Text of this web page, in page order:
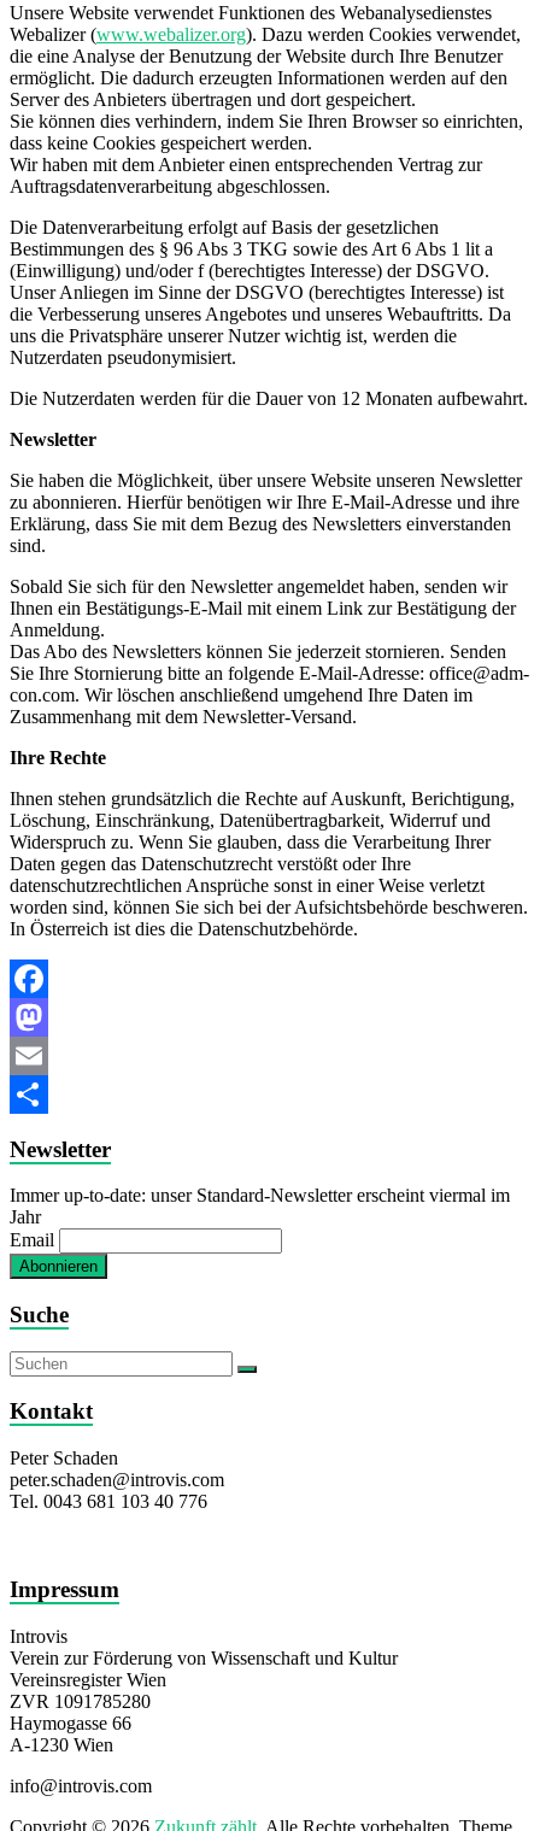
Unsere Website verwendet Funktionen des Webanalysedienstes
Webalizer (www.webalizer.org). Dazu werden Cookies verwendet,
die eine Analyse der Benutzung der Website durch Ihre Benutzer
ermöglicht. Die dadurch erzeugten Informationen werden auf den
Server des Anbieters übertragen und dort gespeichert.
Sie können dies verhindern, indem Sie Ihren Browser so einrichten,
dass keine Cookies gespeichert werden.
Wir haben mit dem Anbieter einen entsprechenden Vertrag zur
Auftragsdatenverarbeitung abgeschlossen.
Die Datenverarbeitung erfolgt auf Basis der gesetzlichen
Bestimmungen des § 96 Abs 3 TKG sowie des Art 6 Abs 1 lit a
(Einwilligung) und/oder f (berechtigtes Interesse) der DSGVO.
Unser Anliegen im Sinne der DSGVO (berechtigtes Interesse) ist
die Verbesserung unseres Angebotes und unseres Webauftritts. Da
uns die Privatsphäre unserer Nutzer wichtig ist, werden die
Nutzerdaten pseudonymisiert.
Die Nutzerdaten werden für die Dauer von 12 Monaten aufbewahrt.
Newsletter
Sie haben die Möglichkeit, über unsere Website unseren Newsletter
zu abonnieren. Hierfür benötigen wir Ihre E-Mail-Adresse und ihre
Erklärung, dass Sie mit dem Bezug des Newsletters einverstanden
sind.
Sobald Sie sich für den Newsletter angemeldet haben, senden wir
Ihnen ein Bestätigungs-E-Mail mit einem Link zur Bestätigung der
Anmeldung.
Das Abo des Newsletters können Sie jederzeit stornieren. Senden
Sie Ihre Stornierung bitte an folgende E-Mail-Adresse: office@adm-
con.com. Wir löschen anschließend umgehend Ihre Daten im
Zusammenhang mit dem Newsletter-Versand.
Ihre Rechte
Ihnen stehen grundsätzlich die Rechte auf Auskunft, Berichtigung,
Löschung, Einschränkung, Datenübertragbarkeit, Widerruf und
Widerspruch zu. Wenn Sie glauben, dass die Verarbeitung Ihrer
Daten gegen das Datenschutzrecht verstößt oder Ihre
datenschutzrechtlichen Ansprüche sonst in einer Weise verletzt
worden sind, können Sie sich bei der Aufsichtsbehörde beschweren.
In Österreich ist dies die Datenschutzbehörde.
Facebook
Mastodon
Email
Newsletter
Immer up-to-date: unser Standard-Newsletter erscheint viermal im
Jahr
Email
Suche
Kontakt
Peter Schaden
peter.schaden@introvis.com
Tel. 0043 681 103 40 776
Impressum
Introvis
Verein zur Förderung von Wissenschaft und Kultur
Vereinsregister Wien
ZVR 1091785280
Haymogasse 66
A-1230 Wien
info@introvis.com
Copyright © 2026 Zukunft zählt . Alle Rechte vorbehalten. Theme